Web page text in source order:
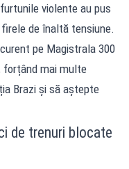
violente au pus
de înaltă tensiune.
pe Magistrala 300
forțând mai multe
Brazi și să aștepte
de trenuri blocate